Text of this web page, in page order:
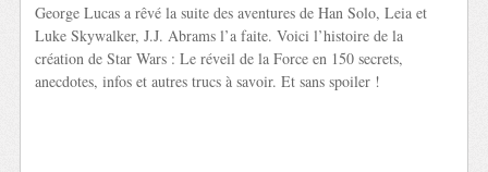
George Lucas a rêvé la suite des aventures de Han Solo, Leia et
Luke Skywalker, J.J. Abrams l’a faite. Voici l’histoire de la
création de Star Wars : Le réveil de la Force en 150 secrets,
anecdotes, infos et autres trucs à savoir. Et sans spoiler !